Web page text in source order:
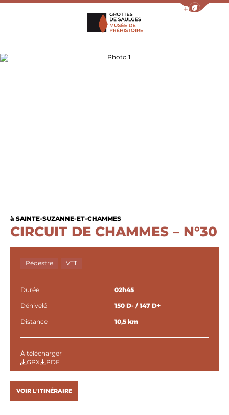
Afficher la
à SAINTE-SUZANNE-ET-CHAMMES
CIRCUIT DE CHAMMES – N°30
Photo 1
Pédestre VTT
Durée 02h45
Dénivelé 150 D- / 147 D+
Distance 10,5 km
À télécharger
GPX
PDF
VOIR L'ITINÉRAIRE